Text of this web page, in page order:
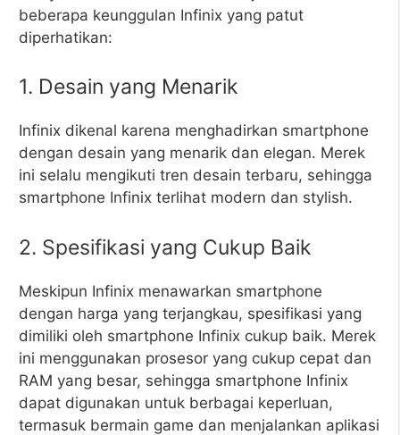
beberapa keunggulan Infinix yang patut
diperhatikan:
1. Desain yang Menarik
Infinix dikenal karena menghadirkan smartphone
dengan desain yang menarik dan elegan. Merek
ini selalu mengikuti tren desain terbaru, sehingga
smartphone Infinix terlihat modern dan stylish.
2. Spesifikasi yang Cukup Baik
Meskipun Infinix menawarkan smartphone
dengan harga yang terjangkau, spesifikasi yang
dimiliki oleh smartphone Infinix cukup baik. Merek
ini menggunakan prosesor yang cukup cepat dan
RAM yang besar, sehingga smartphone Infinix
dapat digunakan untuk berbagai keperluan,
termasuk bermain game dan menjalankan aplikasi